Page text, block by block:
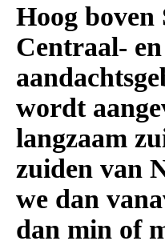
Hoog
Centraal-
wordt
langzaam
zuiden van
we dan
dan min of